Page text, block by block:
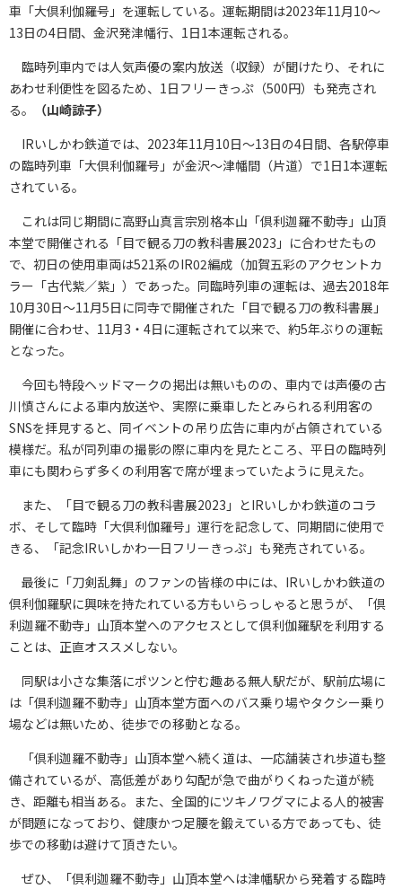
車「大倶利伽羅号」を運転している。運転期間は2023年11月10～
13日の4日間、金沢発津幡行、1日1本運転される。
臨時列車内では人気声優の案内放送（収録）が聞けたり、それに
あわせ利便性を図るため、1日フリーきっぷ（500円）も発売され
る。
（山崎諒子）
IRいしかわ鉄道では、2023年11月10日～13日の4日間、各駅停車
の臨時列車「大倶利伽羅号」が金沢～津幡間（片道）で1日1本運転
されている。
これは同じ期間に高野山真言宗別格本山「倶利迦羅不動寺」山頂
本堂で開催される「目で観る刀の教科書展2023」に合わせたもの
で、初日の使用車両は521系のIR02編成（加賀五彩のアクセントカ
ラー「古代紫／紫」）であった。同臨時列車の運転は、過去2018年
10月30日～11月5日に同寺で開催された「目で観る刀の教科書展」
開催に合わせ、11月3・4日に運転されて以来で、約5年ぶりの運転
となった。
今回も特段ヘッドマークの掲出は無いものの、車内では声優の古
川慎さんによる車内放送や、実際に乗車したとみられる利用客の
SNSを拝見すると、同イベントの吊り広告に車内が占領されている
模様だ。私が同列車の撮影の際に車内を見たところ、平日の臨時列
車にも関わらず多くの利用客で席が埋まっていたように見えた。
また、「目で観る刀の教科書展2023」とIRいしかわ鉄道のコラ
ボ、そして臨時「大倶利伽羅号」運行を記念して、同期間に使用で
きる、「記念IRいしかわ一日フリーきっぷ」も発売されている。
最後に「刀剣乱舞」のファンの皆様の中には、IRいしかわ鉄道の
倶利伽羅駅に興味を持たれている方もいらっしゃると思うが、「倶
利迦羅不動寺」山頂本堂へのアクセスとして倶利伽羅駅を利用する
ことは、正直オススメしない。
同駅は小さな集落にポツンと佇む趣ある無人駅だが、駅前広場に
は「倶利迦羅不動寺」山頂本堂方面へのバス乗り場やタクシー乗り
場などは無いため、徒歩での移動となる。
「倶利迦羅不動寺」山頂本堂へ続く道は、一応舗装され歩道も整
備されているが、高低差があり勾配が急で曲がりくねった道が続
き、距離も相当ある。また、全国的にツキノワグマによる人的被害
が問題になっており、健康かつ足腰を鍛えている方であっても、徒
歩での移動は避けて頂きたい。
ぜひ、「倶利迦羅不動寺」山頂本堂へは津幡駅から発着する臨時